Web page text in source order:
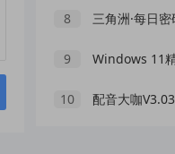
8 三角洲·每日
9 Windows 11精简版系统镜
10 配音大咖